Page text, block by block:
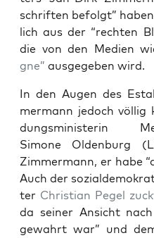
schrif­ten befolgt”
lich aus der “rech­ten
die von den Medi­en
gne” aus­ge­ge­ben wird.
In den Augen des
mer­mann jedoch
dungs­mi­nis­te­rin
Simo­ne Olden­burg
Zim­mer­mann, er habe
Auch der
ter Chris­ti­an Pegel
da sei­ner Ansicht
gewahrt war” und